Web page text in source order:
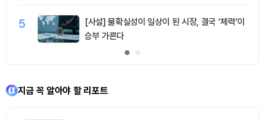
5
[사설] 불확실성이 일상이 된 시장, 결국 ‘체력’이
승부 가른다
지금 꼭 알아야 할 리포트